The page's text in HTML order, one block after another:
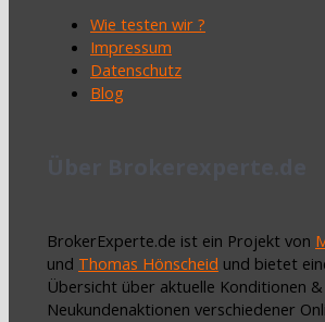
Wie testen wir ?
Impressum
Datenschutz
Blog
BrokerExperte.de ist ein Projekt von
und Thomas Hönscheid und bietet
Übersicht über aktuelle Konditionen
Neukundenaktionen verschiedener